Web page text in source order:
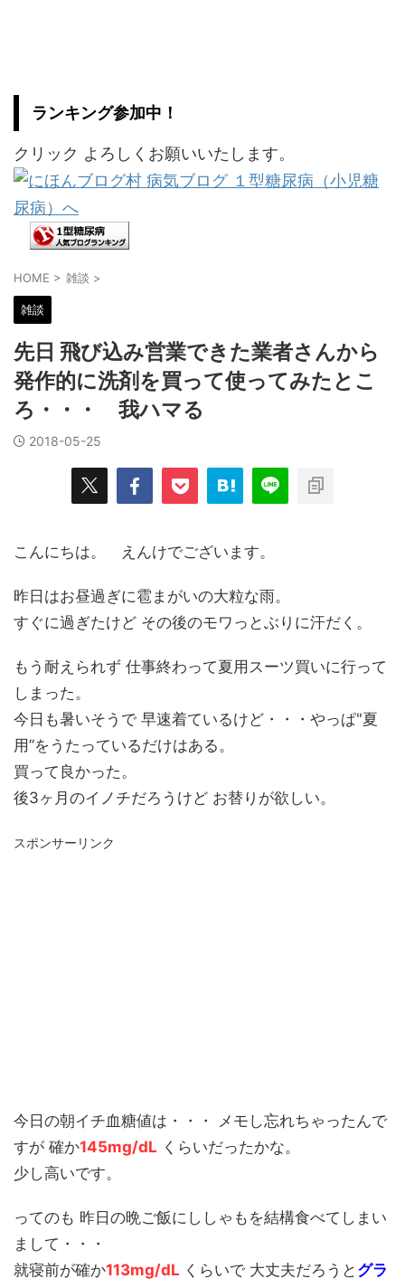
ランキング参加中！
クリック よろしくお願いいたします。
HOME > 雑談 >
雑談
先日 飛び込み営業できた業者さんから
発作的に洗剤を買って使ってみたとこ
ろ・・・ 我ハマる
2018-05-25
こんにちは。 えんけでございます。
昨日はお昼過ぎに雹まがいの大粒な雨。
すぐに過ぎたけど その後のモワっとぶりに汗だく。
もう耐えられず 仕事終わって夏用スーツ買いに行って
しまった。
今日も暑いそうで 早速着ているけど・・・やっぱ"夏
用”をうたっているだけはある。
買って良かった。
後3ヶ月のイノチだろうけど お替りが欲しい。
スポンサーリンク
今日の朝イチ血糖値は・・・ メモし忘れちゃったんで
すが 確か145mg/dL くらいだったかな。
少し高いです。
ってのも 昨日の晩ご飯にししゃもを結構食べてしまい
まして・・・
就寝前が確か113mg/dL くらいで 大丈夫だろうと グラ